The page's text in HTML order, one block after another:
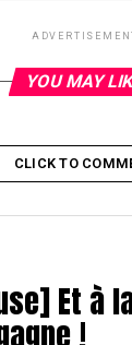
vs Mo La
YOU MAY
CLICK TO
Et à
!